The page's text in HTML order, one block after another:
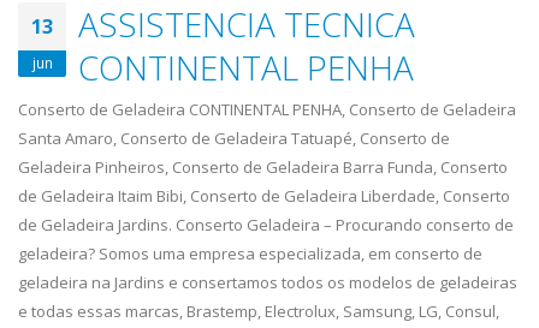
13
jun
ASSISTENCIA TECNICA
CONTINENTAL PENHA
Conserto de Geladeira CONTINENTAL PENHA, Conserto de Geladeira
Santa Amaro, Conserto de Geladeira Tatuapé, Conserto de
Geladeira Pinheiros, Conserto de Geladeira Barra Funda, Conserto
de Geladeira Itaim Bibi, Conserto de Geladeira Liberdade, Conserto
de Geladeira Jardins. Conserto Geladeira – Procurando conserto de
geladeira? Somos uma empresa especializada, em conserto de
geladeira na Jardins e consertamos todos os modelos de geladeiras
e todas essas marcas, Brastemp, Electrolux, Samsung, LG, Consul,